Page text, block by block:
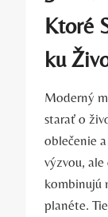
Ktoré
ku
Moderný
starať o
oblečenie
výzvou,
kombinujú
planéte.